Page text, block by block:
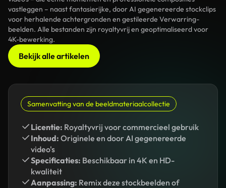
vastleggen – naast fantasierijke, door AI gegenereerde stockclips
voor herhalende achtergronden en gestileerde Verwarring-
beelden. Alle bestanden zijn royaltyvrij en geoptimaliseerd voor
4K-bewerking.
Bekijk alle artikelen
Samenvatting van de beeldmateriaalcollectie
Licentie: Royaltyvrij voor commercieel gebruik
Inhoud: Originele en door AI gegenereerde
video's
Specificaties: Beschikbaar in 4K en HD-
kwaliteit
Aanpassing: Remix deze stockbeelden of